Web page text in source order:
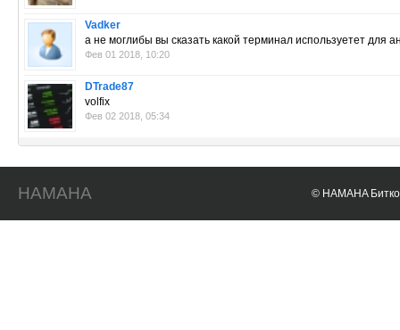
Vadker
а не моглибы вы сказать какой терминал используетет для
Фев 01 2018, 10:20
DTrade87
volfix
Фев 02 2018, 05:34
HAMAHA © HAMAHA